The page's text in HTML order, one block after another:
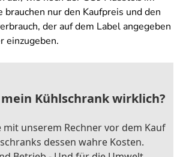
brauchen nur den Kaufpreis und den
der auf dem Label angegeben
einzugeben.